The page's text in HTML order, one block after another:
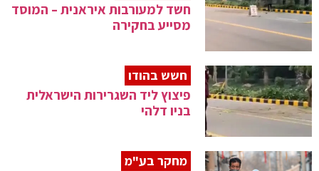
חשד למעורבות איראנית – המוסד
מסייע בחקירה
חשש בהודו
פיצוץ ליד השגרירות הישראלית
בניו דלהי
מחקר בע"מ